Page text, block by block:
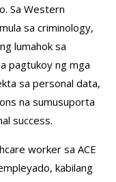
Sa Western
sa criminology,
lumahok sa
pagtukoy ng mga
sa personal data,
na sumusuporta
success.
worker sa ACE
kabilang